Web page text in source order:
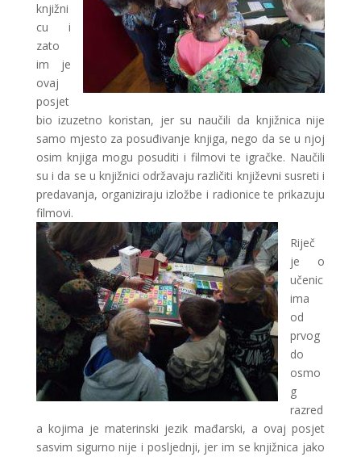
knjižni
cu i
zato
im je
ovaj
posjet
bio izuzetno koristan, jer su naučili da knjižnica nije
samo mjesto za posuđivanje knjiga, nego da se u njoj
osim knjiga mogu posuditi i filmovi te igračke. Naučili
su i da se u knjižnici održavaju različiti književni susreti i
predavanja, organiziraju izložbe i radionice te prikazuju
filmovi.
Riječ
je o
učenic
ima
od
prvog
do
osmo
g
razred
a kojima je materinski jezik mađarski, a ovaj posjet
sasvim sigurno nije i posljednji, jer im se knjižnica jako